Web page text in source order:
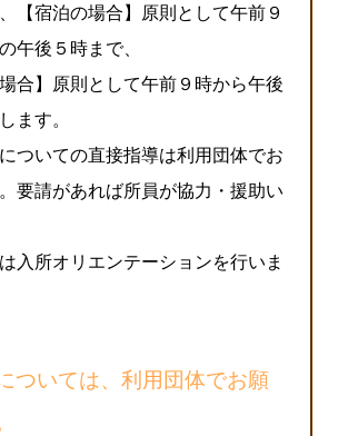
【宿泊の場合】原則として午前９
午後５時まで、
場合】原則として午前９時から午後
ます。
ついての直接指導は利用団体でお
要請があれば所員が協力・援助い
入所オリエンテーションを行いま
ついては、利用団体でお願